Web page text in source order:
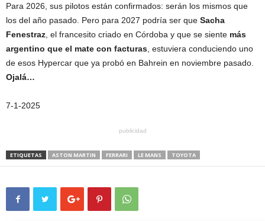
Para 2026, sus pilotos están confirmados: serán los mismos que
los del año pasado. Pero para 2027 podría ser que Sacha
Fenestraz , el francesito criado en Córdoba y que se siente más
argentino que el mate con facturas , estuviera conduciendo uno
de esos Hypercar que ya probó en Bahrein en noviembre pasado.
Ojalá…
7-1-2025
publicidad
ETIQUETAS ASTON MARTIN FERRARI LE MANS TOYOTA